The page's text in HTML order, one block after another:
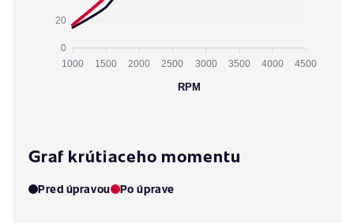
20
0
1000 1500 2000 2500 3000 3500 4000 4500
RPM
Graf krútiaceho momentu
Pred úpravou Po úprave